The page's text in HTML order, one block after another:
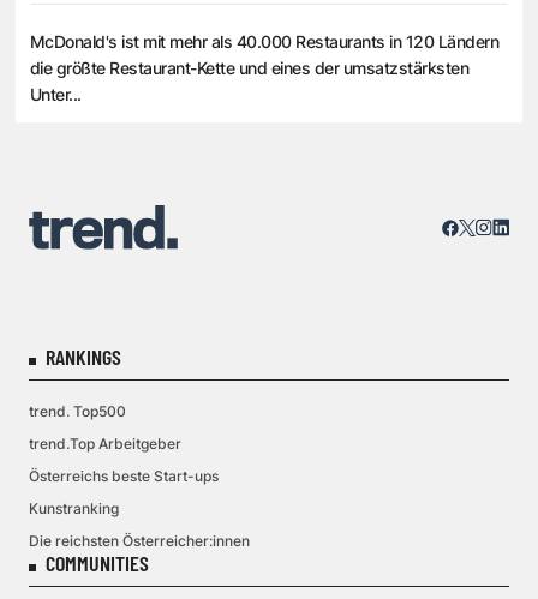
McDonald's ist mit mehr als 40.000 Restaurants in 120 Ländern
die größte Restaurant-Kette und eines der umsatzstärksten
Unter...
RANKINGS
trend. Top500
trend.Top Arbeitgeber
Österreichs beste Start-ups
Kunstranking
Die reichsten Österreicher:innen
COMMUNITIES